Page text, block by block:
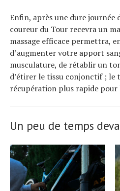
Enfin, après une dure journée
coureur du Tour recevra un
massage efficace permettra,
d’augmenter votre apport
musculature, de rétablir un
d’étirer le tissu conjonctif ;
récupération plus rapide pour
Un peu de temps